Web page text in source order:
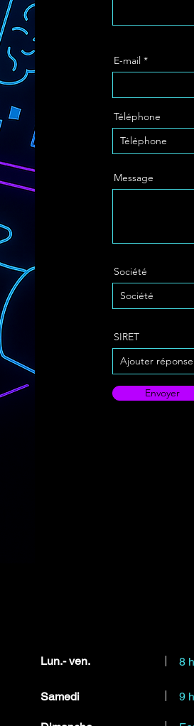
E-mail
Téléphone
Message
Société
SIRET
Envoyer
Lun.- ven. 8
Samedi 9